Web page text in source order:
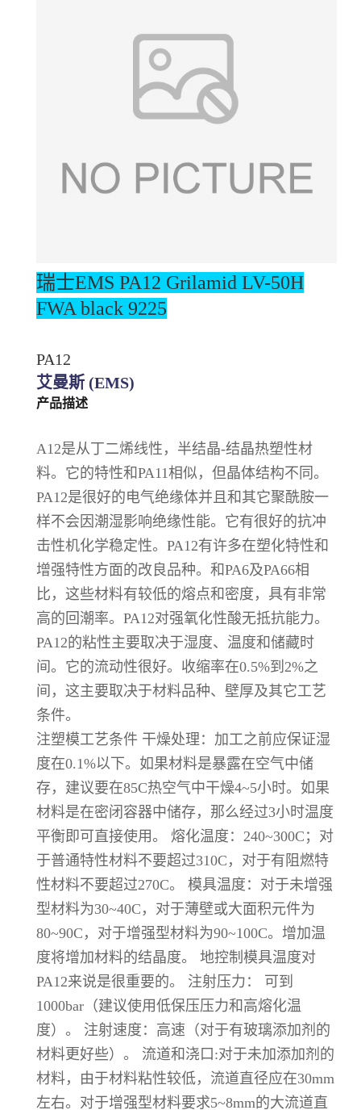
瑞士EMS PA12 Grilamid LV-50H
FWA black 9225
PA12
艾曼斯 (EMS)
产品描述
A12是从丁二烯线性，半结晶-结晶热塑性材
料。它的特性和PA11相似，但晶体结构不同。
PA12是很好的电气绝缘体并且和其它聚酰胺一
样不会因潮湿影响绝缘性能。它有很好的抗冲
击性机化学稳定性。PA12有许多在塑化特性和
增强特性方面的改良品种。和PA6及PA66相
比，这些材料有较低的熔点和密度，具有非常
高的回潮率。PA12对强氧化性酸无抵抗能力。
PA12的粘性主要取决于湿度、温度和储藏时
间。它的流动性很好。收缩率在0.5%到2%之
间，这主要取决于材料品种、壁厚及其它工艺
条件。
注塑模工艺条件 干燥处理：加工之前应保证湿
度在0.1%以下。如果材料是暴露在空气中储
存，建议要在85C热空气中干燥4~5小时。如果
材料是在密闭容器中储存，那么经过3小时温度
平衡即可直接使用。 熔化温度：240~300C；对
于普通特性材料不要超过310C，对于有阻燃特
性材料不要超过270C。 模具温度：对于未增强
型材料为30~40C，对于薄壁或大面积元件为
80~90C，对于增强型材料为90~100C。增加温
度将增加材料的结晶度。 地控制模具温度对
PA12来说是很重要的。 注射压力： 可到
1000bar（建议使用低保压压力和高熔化温
度）。 注射速度：高速（对于有玻璃添加剂的
材料更好些）。 流道和浇口:对于未加添加剂的
材料，由于材料粘性较低，流道直径应在30mm
左右。对于增强型材料要求5~8mm的大流道直